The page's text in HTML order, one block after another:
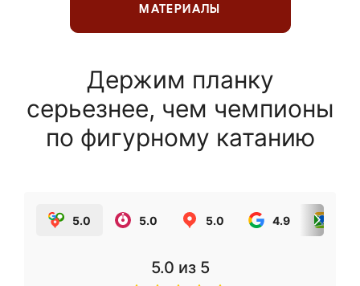
МАТЕРИАЛЫ
Держим планку
серьезнее, чем чемпионы
по фигурному катанию
5.0 5.0 5.0 4.9
5.0 из 5